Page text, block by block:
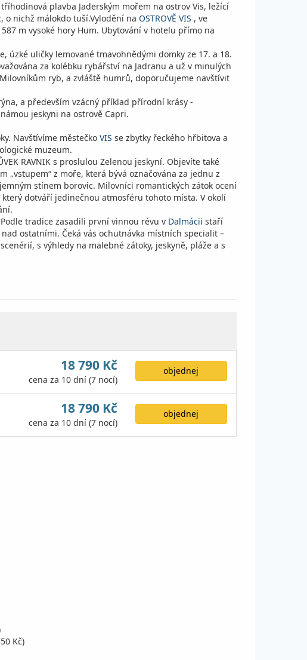
plavba Jaderským mořem na ostrov Vis, ležící
o nichž málokdo tuší.Vylodění na OSTROVĚ VIS , ve
m vysoké hory Hum. Ubytování v hotelu přímo na
úzké uličky lemované tmavohnědými domky ze 17. a 18.
za kolébku rybářství na Jadranu a už v minulých
ryb, a zvláště humrů, doporučujeme navštívit
a především vzácný příklad přírodní krásy -
jeskyni na ostrově Capri.
Navštívíme městečko VIS se zbytky řeckého hřbitova a
muzeum.
RAVNIK s proslulou Zelenou jeskyní. Objevíte také
z moře, která bývá označována za jednu z
stínem borovic. Milovníci romantických zátok ocení
dotváří jedinečnou atmosféru tohoto místa. V okolí
tradice zasadili první vinnou révu v Dalmácii staří
ostatními. Čeká vás ochutnávka místních specialit –
s výhledy na malebné zátoky, jeskyně, pláže a s
18 790 Kč
cena za 10 dní (7 nocí)
objednej
18 790 Kč
cena za 10 dní (7 nocí)
objednej
Kč)